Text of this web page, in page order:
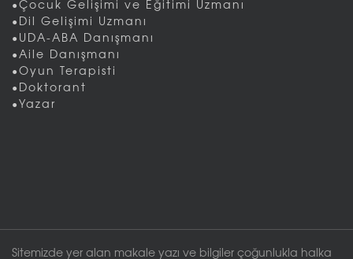
•Çocuk Gelişimi ve Eğitimi Uzmanı
•Dil Gelişimi Uzmanı
•UDA-ABA Danışmanı
•Aile Danışmanı
•Oyun Terapisti
•Doktorant
•Yazar
Sitemizde yer alan makale yazı ve bilgiler çoğunlukla halka